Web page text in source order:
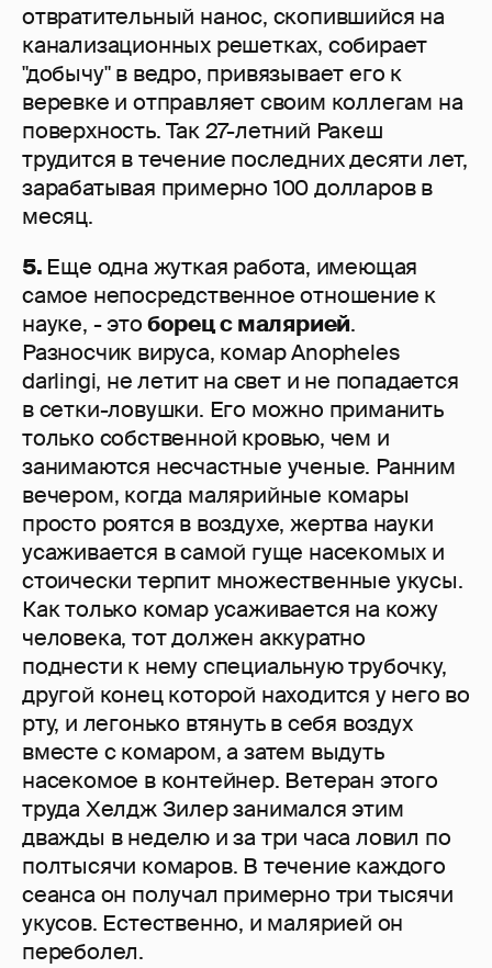
отвратительный нанос, скопившийся на
канализационных решетках, собирает
"добычу" в ведро, привязывает его к
веревке и отправляет своим коллегам на
поверхность. Так 27-летний Ракеш
трудится в течение последних десяти лет,
зарабатывая примерно 100 долларов в
месяц.
5. Еще одна жуткая работа, имеющая
самое непосредственное отношение к
науке, - этоборец с малярией.
Разносчик вируса, комар Anopheles
darlingi, не летит на свет и не попадается
в сетки-ловушки. Его можно приманить
только собственной кровью, чем и
занимаются несчастные ученые. Ранним
вечером, когда малярийные комары
просто роятся в воздухе, жертва науки
усаживается в самой гуще насекомых и
стоически терпит множественные укусы.
Как только комар усаживается на кожу
человека, тот должен аккуратно
поднести к нему специальную трубочку,
другой конец которой находится у него во
рту, и легонько втянуть в себя воздух
вместе с комаром, а затем выдуть
насекомое в контейнер. Ветеран этого
труда Хелдж Зилер занимался этим
дважды в неделю и за три часа ловил по
полтысячи комаров. В течение каждого
сеанса он получал примерно три тысячи
укусов. Естественно, и малярией он
переболел.